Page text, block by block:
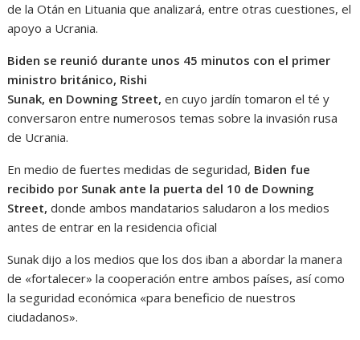
de la Otán en Lituania que analizará, entre otras cuestiones, el
apoyo a Ucrania.
Biden se reunió durante unos 45 minutos con el primer
ministro británico, Rishi
Sunak, en Downing Street, en cuyo jardín tomaron el té y
conversaron entre numerosos temas sobre la invasión rusa
de Ucrania.
En medio de fuertes medidas de seguridad, Biden fue
recibido por Sunak ante la puerta del 10 de Downing
Street,donde ambos mandatarios saludaron a los medios
antes de entrar en la residencia oficial
Sunak dijo a los medios que los dos iban a abordar la manera
de «fortalecer» la cooperación entre ambos países, así como
la seguridad económica «para beneficio de nuestros
ciudadanos».